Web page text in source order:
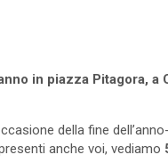
in piazza Pitagora,
della fine
anche voi, vediamo